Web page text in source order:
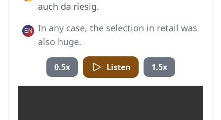
auch da riesig.
In any case, the selection in retail was
also huge.
0.5x Listen 1.5x